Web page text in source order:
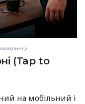
(Tap to
на мобільний і